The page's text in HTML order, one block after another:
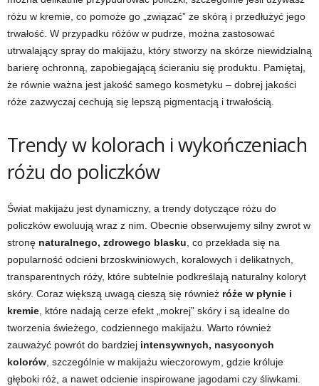
różu w kremie, co pomoże go „związać” ze skórą i przedłużyć jego
trwałość. W przypadku różów w pudrze, można zastosować
utrwalający spray do makijażu, który stworzy na skórze niewidzialną
barierę ochronną, zapobiegającą ścieraniu się produktu. Pamiętaj,
że równie ważna jest jakość samego kosmetyku – dobrej jakości
róże zazwyczaj cechują się lepszą pigmentacją i trwałością.
Trendy w kolorach i wykończeniach
różu do policzków
Świat makijażu jest dynamiczny, a trendy dotyczące różu do
policzków ewoluują wraz z nim. Obecnie obserwujemy silny zwrot w
stronę naturalnego, zdrowego blasku , co przekłada się na
popularność odcieni brzoskwiniowych, koralowych i delikatnych,
transparentnych róży, które subtelnie podkreślają naturalny koloryt
skóry. Coraz większą uwagą cieszą się również róże w płynie i
kremie , które nadają cerze efekt „mokrej” skóry i są idealne do
tworzenia świeżego, codziennego makijażu. Warto również
zauważyć powrót do bardziej intensywnych, nasyconych
kolorów , szczególnie w makijażu wieczorowym, gdzie króluje
głęboki róż, a nawet odcienie inspirowane jagodami czy śliwkami.